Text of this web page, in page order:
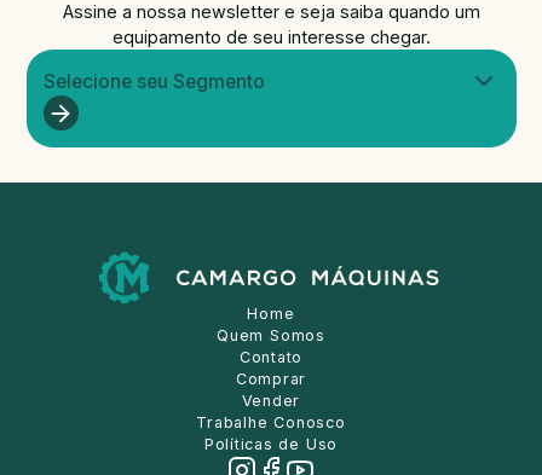
Assine a nossa newsletter e seja saiba quando um
equipamento de seu interesse chegar.
Selecione seu Segmento
Home
Quem Somos
Contato
Comprar
Vender
Trabalhe Conosco
Políticas de Uso